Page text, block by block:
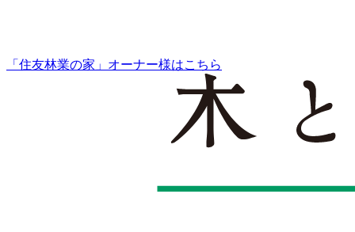
「住友林業の家」オーナー様はこちら